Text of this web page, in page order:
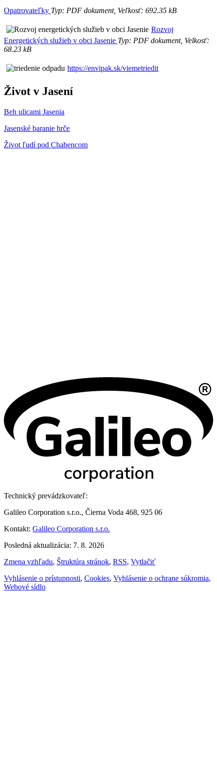
Opatrovateľky Typ: PDF dokument, Veľkosť: 692.35 kB
Rozvoj
Energetických služieb v obci Jasenie Typ: PDF dokument, Velkosť:
68.23 kB
https://envipak.sk/viemetriedit
Život v Jasení
Beh ulicami Jasenia
Jasenské baranie hrče
Život ľudí pod Chabencom
Technický prevádzkovateľ:
Galileo Corporation s.r.o., Čierna Voda 468, 925 06
Kontakt: Galileo Corporation s.r.o.
Posledná aktualizácia: 7. 8. 2026
Zmena vzhľadu, Štruktúra stránok, RSS, Vytlačiť
Vyhlásenie o prístupnosti, Cookies, Vyhlásenie o ochrane súkromia,
Webové sídlo